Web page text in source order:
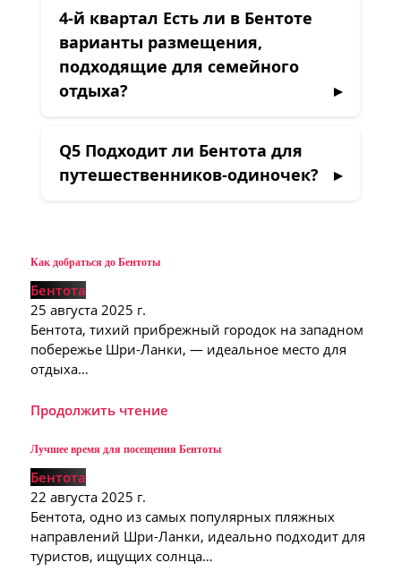
4-й квартал Есть ли в Бентоте
варианты размещения,
подходящие для семейного
отдыха?
Q5 Подходит ли Бентота для
путешественников-одиночек?
Как добраться до Бентоты
Бентота
25 августа 2025 г.
Бентота, тихий прибрежный городок на западном
побережье Шри-Ланки, — идеальное место для
отдыха…
Продолжить чтение
Лучшее время для посещения Бентоты
Бентота
22 августа 2025 г.
Бентота, одно из самых популярных пляжных
направлений Шри-Ланки, идеально подходит для
туристов, ищущих солнца…